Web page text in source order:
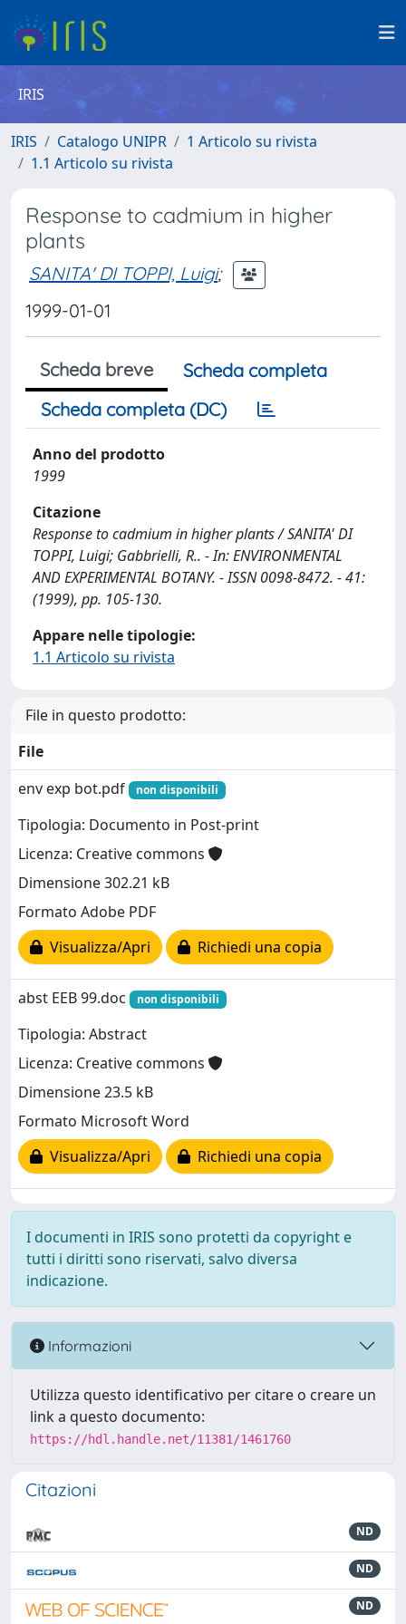
IRIS
IRIS Catalogo UNIPR
1 Articolo su rivista
1.1 Articolo su rivista
Response to cadmium in higher
plants
SANITA' DI TOPPI, Luigi;
1999-01-01
Scheda breve
Scheda completa
Scheda completa (DC)
Anno del prodotto
1999
Citazione
Response to cadmium in higher plants / SANITA' DI
TOPPI, Luigi; Gabbrielli, R.. - In: ENVIRONMENTAL
AND EXPERIMENTAL BOTANY. - ISSN 0098-8472. - 41:
(1999), pp. 105-130.
Appare nelle tipologie:
1.1 Articolo su rivista
File in questo prodotto:
File
env exp bot.pdf
non disponibili
Tipologia: Documento in Post-print
Licenza: Creative commons
Dimensione 302.21 kB
Formato Adobe PDF
Visualizza/Apri
Richiedi una copia
abst EEB 99.doc non disponibili
Tipologia: Abstract
Licenza: Creative commons
Dimensione 23.5 kB
Formato Microsoft Word
Visualizza/Apri
Richiedi una copia
I documenti in IRIS sono protetti da copyright e
tutti i diritti sono riservati, salvo diversa
indicazione.
Informazioni
Utilizza questo identificativo per citare o creare un
link a questo documento:
https://hdl.handle.net/11381/1461760
Citazioni
ND
ND
ND